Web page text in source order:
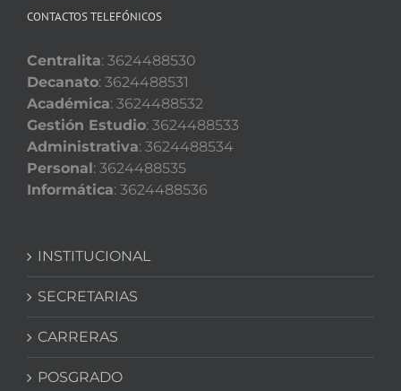
CONTACTOS TELEFÓNICOS
Centralita: 3624488530
Decanato: 3624488531
Académica: 3624488532
Gestión Estudio: 3624488533
Administrativa: 3624488534
Personal : 3624488535
Informática: 3624488536
INSTITUCIONAL
SECRETARIAS
CARRERAS
POSGRADO